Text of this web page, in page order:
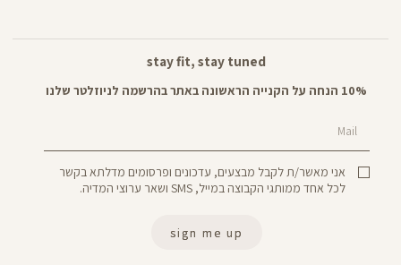
stay fit, stay tuned
10% הנחה על הקנייה הראשונה באתר בהרשמה לניוזלטר שלנו
Mail
אני מאשר/ת לקבל מבצעים, עדכונים ופרסומים מדלתא בקשר
לכל אחד ממותגי הקבוצה במייל, SMS ושאר ערוצי המדיה.
sign me up